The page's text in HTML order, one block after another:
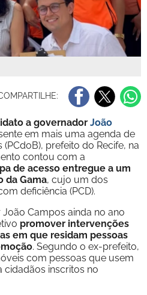
a governador João
em mais uma agenda de
prefeito do Recife, na
contou com a
de acesso entregue a um
da Gama, cujo um dos
deficiência (PCD).
Campos ainda no ano
promover intervenções
em que residam pessoas
. Segundo o ex-prefeito,
com pessoas que usem
cidadãos inscritos no